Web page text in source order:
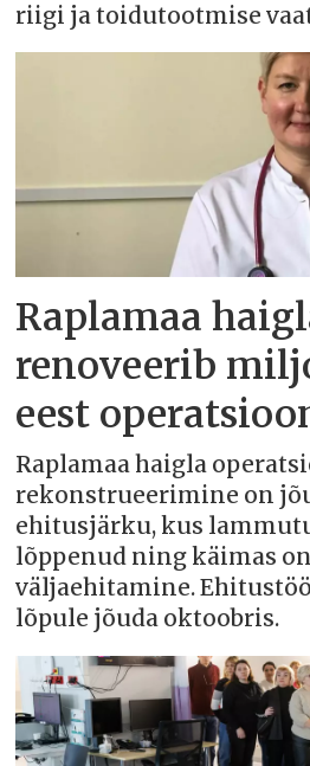
riigi ja toidutootmise
Raplamaa
renoveerib
eest
Raplamaa haigla
rekonstrueerimine on
ehitusjärku, kus
lõppenud ning käimas
väljaehitamine.
lõpule jõuda oktoobris.